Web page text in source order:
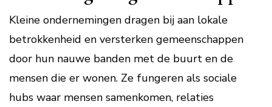
Kleine ondernemingen dragen bij aan lokale
betrokkenheid en versterken gemeenschappen
door hun nauwe banden met de buurt en de
mensen die er wonen. Ze fungeren als sociale
hubs waar mensen samenkomen, relaties